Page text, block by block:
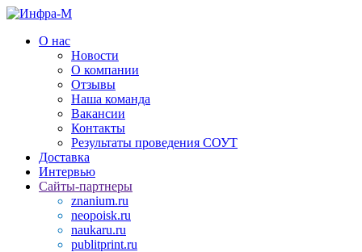
О нас
Новости
О компании
Отзывы
Наша команда
Вакансии
Контакты
Результаты проведения СОУТ
Доставка
Интервью
Сайты-партнеры
znanium.ru
neopoisk.ru
naukaru.ru
publitprint.ru